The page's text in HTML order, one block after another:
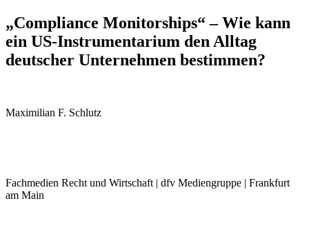
„Compliance Monitorships“ – Wie kann
ein US-Instrumentarium den Alltag
deutscher Unternehmen bestimmen?
Maximilian F. Schlutz
Fachmedien Recht und Wirtschaft | dfv Mediengruppe | Frankfurt
am Main